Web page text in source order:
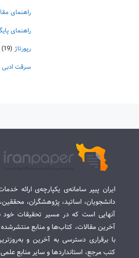
راهنمای
راهنمای
رپورتاژ (19)
سرقت ادبی
ایران پیپر سامانه‌ی یکپارچه‌ی ارائه
دانشجویان، اساتید، پژوهشگران،
آنهایی است که در مسیر تحقیقات خود
آخرین مقالات، کتاب‌ها و منابع
با برقراری دسترسی به آخرین و
کتب مرجع، استانداردها و سایر منابع